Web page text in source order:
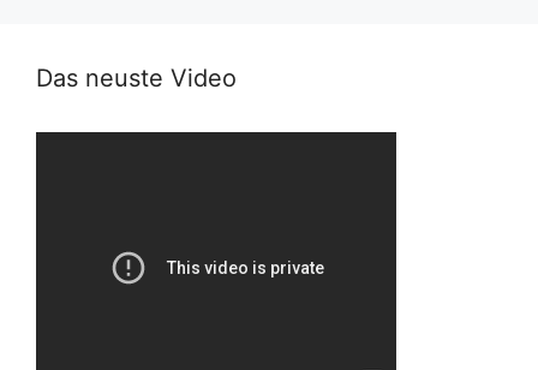
Das neuste Video